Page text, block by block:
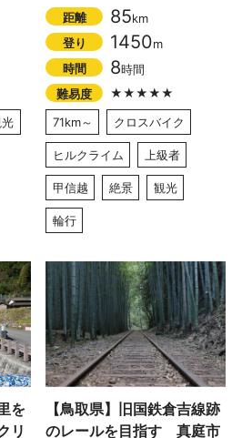
距離 85km
登り
1450m
時間
8時間
難易度
★★★★★
71km～
クロスバイク
ヒルクライム 上級者
甲信越 絶景 観光
輪行
を
リ
【鳥取県】旧国鉄倉吉線跡
のレールを目指す 真庭市